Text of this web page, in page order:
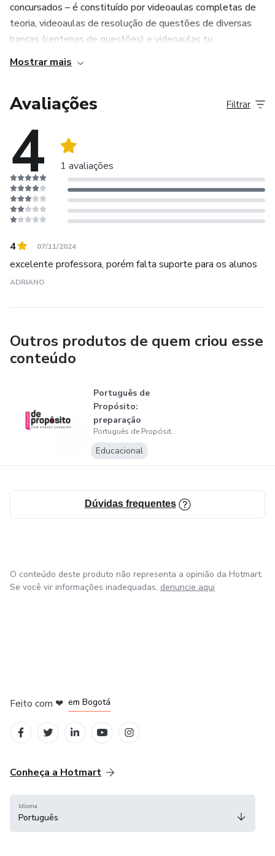
concursados – é constituído por videoaulas completas de
teoria, videoaulas de resolução de questões de diversas
bancas (centenas de questões) e videoaulas tu...
Mostrar mais
Avaliações
4 1 avaliações
Filtrar
4 07/11/2024
excelente professora, porém falta suporte para os alunos
ADRIANO
Outros produtos de quem criou esse
conteúdo
Português de
Propósito:
preparação
completa para
concursos p...
Português de Propósito - com a professora Denise Carneiro
Educacional
Dúvidas frequentes
O conteúdo deste produto não representa a opinião da Hotmart.
Se você vir informações inadequadas, denuncie aqui
Feito com ❤ em Bogotá
Conheça a Hotmart
Idioma
Português